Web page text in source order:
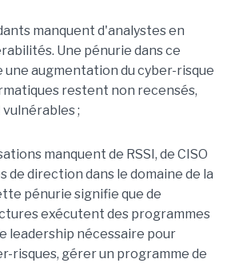
manquent d'analystes en
Une pénurie dans ce
augmentation du cyber-risque
restent non recensés,
;
manquent de RSSI, de CISO
de direction dans le domaine de la
pénurie signifie que de
exécutent des programmes
leadership nécessaire pour
risques, gérer un programme de